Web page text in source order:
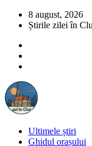
8 august, 2026
Știrile zilei în
Ultimele știri
Ghidul orașului